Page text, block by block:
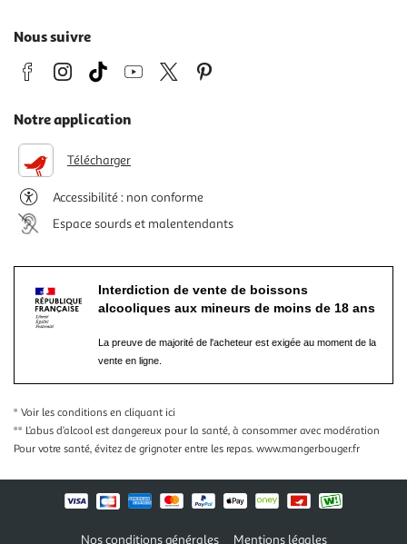
Nous suivre
Notre application
Télécharger
Accessibilité : non conforme
Espace sourds et malentendants
Interdiction de vente de boissons
alcooliques aux mineurs de moins de 18 ans
La preuve de majorité de l'acheteur est exigée au moment de la
vente en ligne.
* Voir les conditions en cliquant ici
** L’abus d’alcool est dangereux pour la santé, à consommer avec modération
Pour votre santé, évitez de grignoter entre les repas. www.mangerbouger.fr
Nos conditions générales Mentions légales